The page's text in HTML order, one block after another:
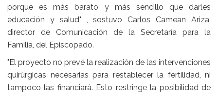
porque es más barato y más sencillo que darles
educación y salud" , sostuvo Carlos Camean Ariza,
director de Comunicación de la Secretaría para la
Familia, del Episcopado.
"El proyecto no prevé la realización de las intervenciones
quirúrgicas necesarias para restablecer la fertilidad, ni
tampoco las financiará. Esto restringe la posibilidad de